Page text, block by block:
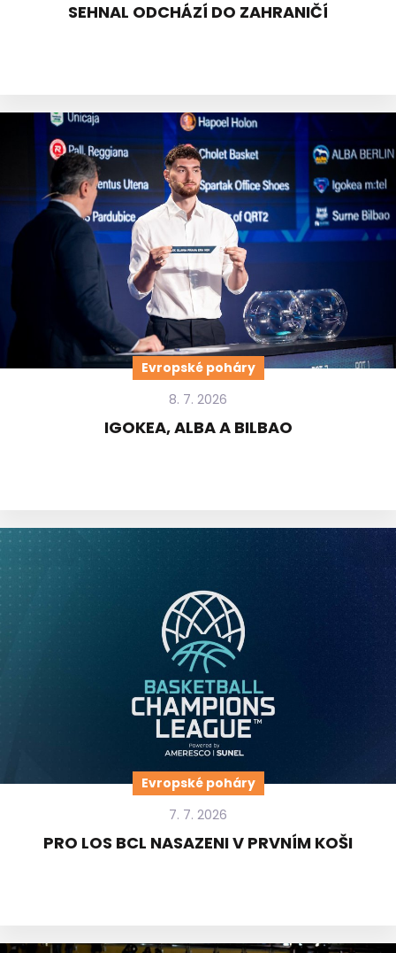
SEHNAL ODCHÁZÍ DO ZAHRANIČÍ
Evropské poháry
8. 7. 2026
IGOKEA, ALBA A BILBAO
Evropské poháry
7. 7. 2026
PRO LOS BCL NASAZENI V PRVNÍM KOŠI